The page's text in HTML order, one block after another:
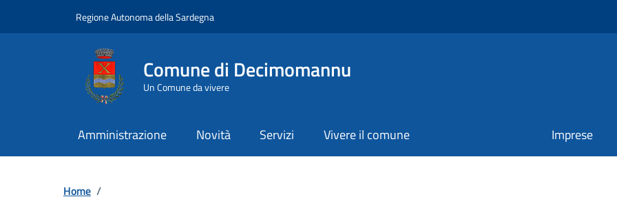
Regione Autonoma della Sardegna
Comune di Decimomannu
Un Comune da vivere
Amministrazione Novità Servizi Vivere il comune Imprese
Home /